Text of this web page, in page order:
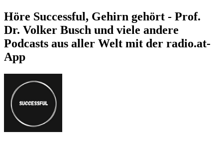
Höre Successful, Gehirn gehört - Prof.
Dr. Volker Busch und viele andere
Podcasts aus aller Welt mit der radio.at-
App